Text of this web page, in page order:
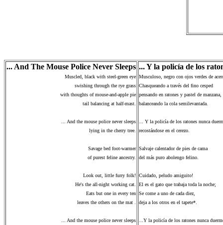
... And The Mouse Police Never Sleeps
Muscled, black with steel-green eye
swishing through the rye grass
with thoughts of mouse-and-apple pie
tail balancing at half-mast.
... And the mouse police never sleeps
lying in the cherry tree.
Savage bed foot-warmer
of purest feline ancestry.
Look out, little furry folk!
He's the all-night working cat.
Eats but one in every ten
leaves the others on the mat .
... And the mouse police never sleeps
... Y la policía de los
Musculoso, negro con ojos verdes de
Chasqueando a través del fino cesped
pensando en ratones y pastel de manzana,
balanceando la cola semilevantada.
... Y la policía de los ratones nunca
recostándose en el cerezo.
Salvaje calentador de pies de cama
del más puro abolengo felino.
Cuidado, peludo amiguito!
El es el gato que trabaja toda la noche;
Se come a uno de cada diez,
deja a los otros en el tapete*.
...Y la policía de los ratones nunca